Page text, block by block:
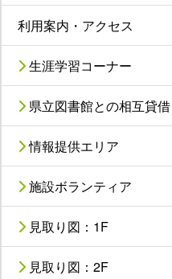
利用案内・アクセス
生涯学習コーナー
県立図書館との相互貸借
情報提供エリア
施設ボランティア
見取り図：1F
見取り図：2F